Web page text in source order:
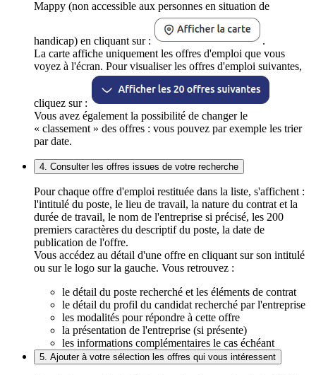
Mappy (non accessible aux personnes en situation de
handicap) en cliquant sur :
.
La carte affiche uniquement les offres d'emploi que vous
voyez à l'écran. Pour visualiser les offres d'emploi suivantes,
cliquez sur :
Vous avez également la possibilité de changer le
« classement » des offres : vous pouvez par exemple les trier
par date.
4. Consulter les offres issues de votre recherche
Pour chaque offre d'emploi restituée dans la liste, s'affichent :
l'intitulé du poste, le lieu de travail, la nature du contrat et la
durée de travail, le nom de l'entreprise si précisé, les 200
premiers caractères du descriptif du poste, la date de
publication de l'offre.
Vous accédez au détail d'une offre en cliquant sur son intitulé
ou sur le logo sur la gauche. Vous retrouvez :
le détail du poste recherché et les éléments de contrat
le détail du profil du candidat recherché par l'entreprise
les modalités pour répondre à cette offre
la présentation de l'entreprise (si présente)
les informations complémentaires le cas échéant
5. Ajouter à votre sélection les offres qui vous intéressent